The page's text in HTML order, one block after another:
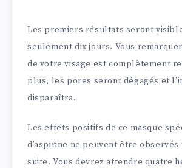
Les premiers résultats seront
seulement dix jours. Vous
de votre visage est complètement
plus, les pores seront dégagés et
disparaîtra.
Les effets positifs de ce masque
d’aspirine ne peuvent être observés
suite. Vous devrez attendre quatre